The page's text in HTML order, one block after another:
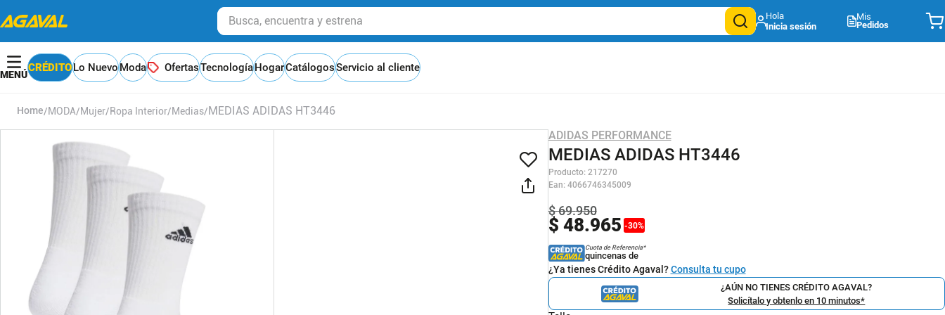
Busca, encuentra y estrena
Mis
Pedidos
CRÉDITOLo NuevoModa OfertasTecnologíaHogarCatálogosServicio al cliente
MODA Mujer Ropa Interior Medias MEDIAS ADIDAS HT3446
ADIDAS PERFORMANCE
MEDIAS ADIDAS HT3446
Producto: 217270
Ean: 4066746345009
$ 48.965 -30%
$69.950
Cuota de Referencia*
quincenas de
¿Ya tienes Crédito Agaval?Consulta tu cupo
¿AÚN NO TIENES CRÉDITO AGAVAL?
Solicítalo y obtenlo en 10 minutos*